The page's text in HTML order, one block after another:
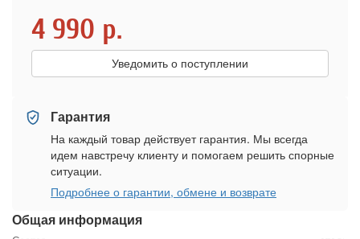
Общая информация
4 990 р.
Уведомить о поступлении
Гарантия
На каждый товар действует гарантия. Мы всегда
идем навстречу клиенту и помогаем решить спорные
ситуации.
Подробнее о гарантии, обмене и возврате